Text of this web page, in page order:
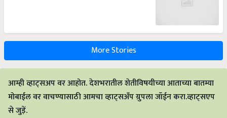
More Stories
आम्ही व्हाट्सअप वर आहोत. देशभरातील शेतीविषयीच्या आताच्या बातम्या
मोबाईल वर वाचण्यासाठी आमचा व्हाट्सअँप ग्रुपला जॉईन करा.व्हाट्सएप
से जुड़ें.